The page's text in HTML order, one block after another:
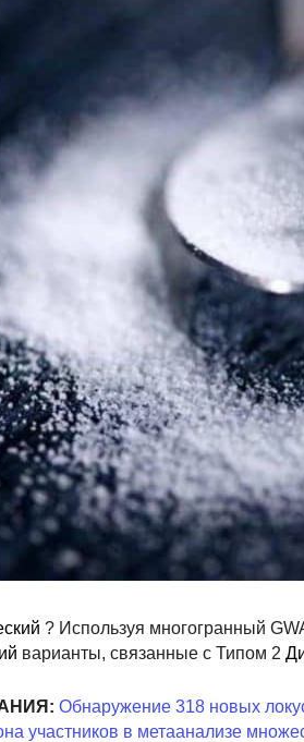
? Используя многогранный
варианты, связанные с Типом 2
Обнаружение 318 новых
участников в метаанализе